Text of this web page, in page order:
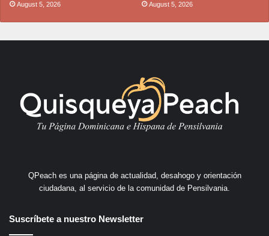
August 5, 2026 August 5, 2026
QPeach es una página de actualidad, desahogo y orientación
ciudadana, al servicio de la comunidad de Pensilvania.
Suscríbete a nuestro Newsletter